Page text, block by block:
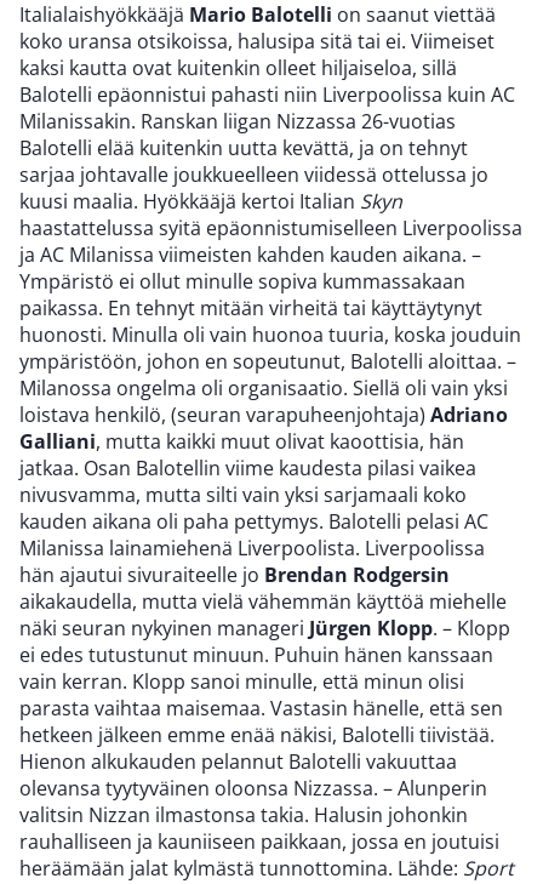
Italialaishyökkääjä Mario Balotelli on saanut viettää
koko uransa otsikoissa, halusipa sitä tai ei. Viimeiset
kaksi kautta ovat kuitenkin olleet hiljaiseloa, sillä
Balotelli epäonnistui pahasti niin Liverpoolissa kuin AC
Milanissakin. Ranskan liigan Nizzassa 26-vuotias
Balotelli elää kuitenkin uutta kevättä, ja on tehnyt
sarjaa johtavalle joukkueelleen viidessä ottelussa jo
kuusi maalia. Hyökkääjä kertoi Italian Skyn
haastattelussa syitä epäonnistumiselleen Liverpoolissa
ja AC Milanissa viimeisten kahden kauden aikana. –
Ympäristö ei ollut minulle sopiva kummassakaan
paikassa. En tehnyt mitään virheitä tai käyttäytynyt
huonosti. Minulla oli vain huonoa tuuria, koska jouduin
ympäristöön, johon en sopeutunut, Balotelli aloittaa. –
Milanossa ongelma oli organisaatio. Siellä oli vain yksi
loistava henkilö, (seuran varapuheenjohtaja) Adriano
Galliani, mutta kaikki muut olivat kaoottisia, hän
jatkaa. Osan Balotellin viime kaudesta pilasi vaikea
nivusvamma, mutta silti vain yksi sarjamaali koko
kauden aikana oli paha pettymys. Balotelli pelasi AC
Milanissa lainamiehenä Liverpoolista. Liverpoolissa
hän ajautui sivuraiteelle jo Brendan Rodgersin
aikakaudella, mutta vielä vähemmän käyttöä miehelle
näki seuran nykyinen manageri Jürgen Klopp. – Klopp
ei edes tutustunut minuun. Puhuin hänen kanssaan
vain kerran. Klopp sanoi minulle, että minun olisi
parasta vaihtaa maisemaa. Vastasin hänelle, että sen
hetkeen jälkeen emme enää näkisi, Balotelli tiivistää.
Hienon alkukauden pelannut Balotelli vakuuttaa
olevansa tyytyväinen oloonsa Nizzassa. – Alunperin
valitsin Nizzan ilmastonsa takia. Halusin johonkin
rauhalliseen ja kauniiseen paikkaan, jossa en joutuisi
heräämään jalat kylmästä tunnottomina. Lähde: Sport